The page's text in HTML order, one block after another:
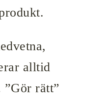
alltid
”Gör rätt”